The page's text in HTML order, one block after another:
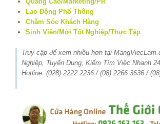
Lao Động Phổ Thông
Chăm Sóc Khách Hàng
Sinh Viên/Mới Tốt Nghiệp/Thực Tập
Truy cập để xem nhiều hơn tại
Nghiệp, Tuyển Dụng, Kiếm Tìm Việc Nhanh
Hotline: (028) 2222 2236 / (08) 2266 3636 /